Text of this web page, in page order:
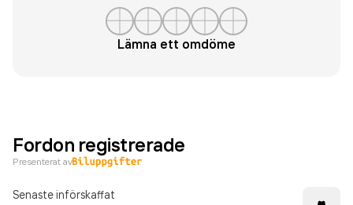
Lämna ett omdöme
Fordon registrerade
Presenterat av
Senaste införskaffat